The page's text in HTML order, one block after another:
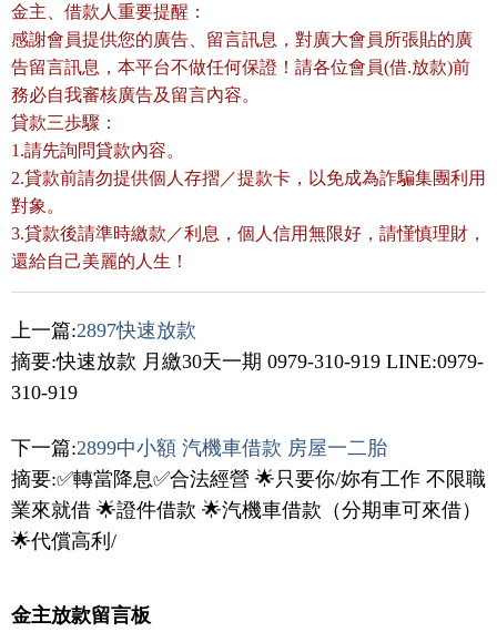
金主、借款人重要提醒：
感謝會員提供您的廣告、留言訊息，對廣大會員所張貼的廣
告留言訊息，本平台不做任何保證！請各位會員(借.放款)前
務必自我審核廣告及留言內容。
貸款三歩驟：
1.請先詢問貸款內容。
2.貸款前請勿提供個人存摺／提款卡，以免成為詐騙集團利用
對象。
3.貸款後請準時繳款／利息，個人信用無限好，請慬慎理財，
還給自己美麗的人生！
上一篇:2897快速放款
摘要:快速放款 月繳30天一期 0979-310-919 LINE:0979-
310-919
下一篇:2899中小額 汽機車借款 房屋一二胎
摘要:✅轉當降息✅合法經營 🌟只要你/妳有工作 不限職
業來就借 🌟證件借款 🌟汽機車借款（分期車可來借）
🌟代償高利/
金主放款留言板